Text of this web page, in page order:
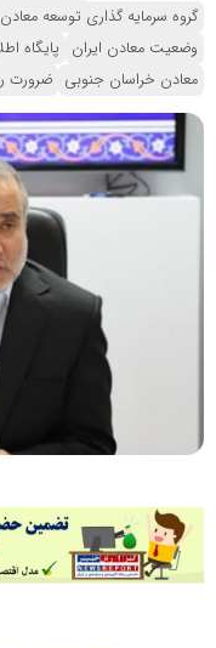
گروه سرمایه گذاری توسعه
وضعیت معادن ایران پایگاه
معادن خراسان جنوبی ضرورت